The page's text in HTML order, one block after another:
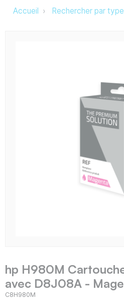
Accueil Rechercher par
hp H980M
avec D8J08A -
C8H980M